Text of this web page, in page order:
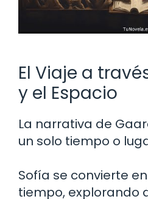
El Viaje a
y el Espacio
La narrativa de
un solo tiempo o
Sofía se convierte
tiempo, explorando